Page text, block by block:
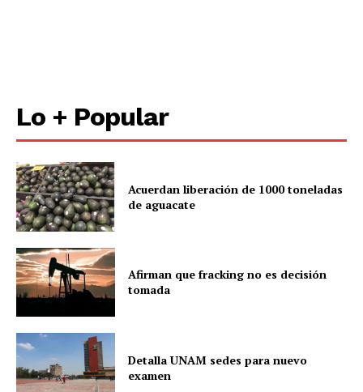
Lo + Popular
Acuerdan liberación de 1000 toneladas
de aguacate
Afirman que fracking no es decisión
tomada
Detalla UNAM sedes para nuevo
examen